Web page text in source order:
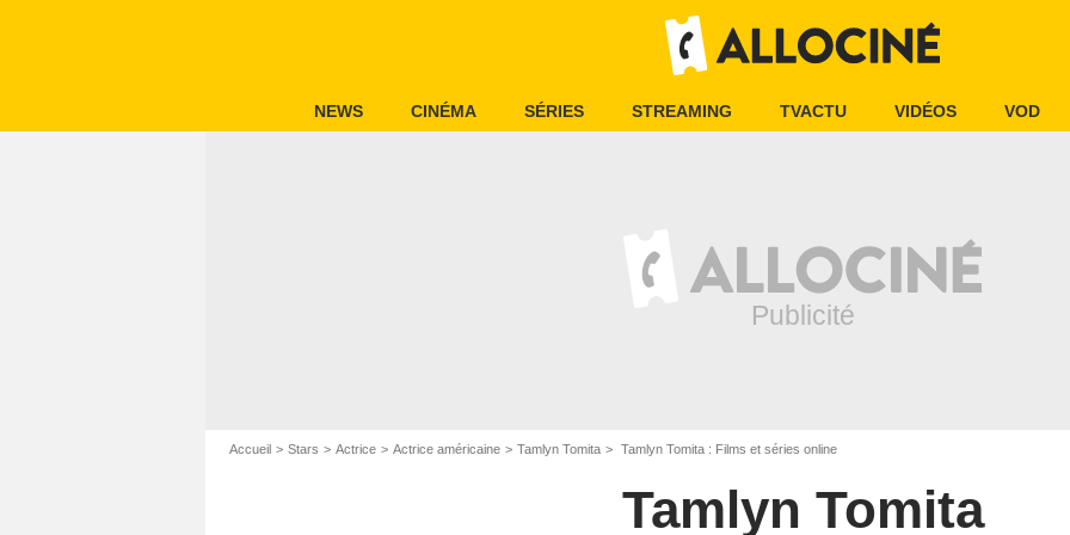
NEWS CINÉMA SÉRIES STREAMING TVACTU VIDÉOS VOD
Accueil Stars Actrice Actrice américaine Tamlyn Tomita Tamlyn Tomita : Films et séries online
Tamlyn Tomita